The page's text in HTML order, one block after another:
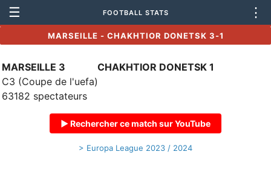
☰ FOOTBALL STATS ⋮
MARSEILLE - CHAKHTIOR DONETSK 3-1
MARSEILLE 3
CHAKHTIOR DONETSK 1
C3 (Coupe de l'uefa)
63182 spectateurs
▶ Rechercher ce match sur YouTube
> Europa League 2023 / 2024